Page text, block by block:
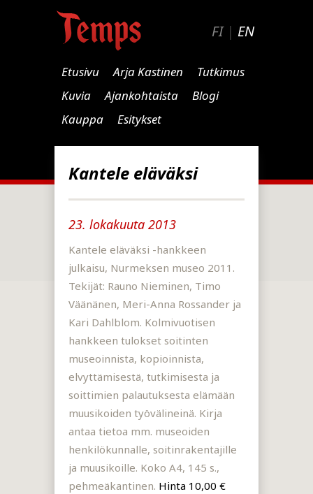
FI| EN
Etusivu Arja Kastinen
Tutkimus
Kuvia
Ajankohtaista
Blogi
Kauppa
Esitykset
Kantele eläväksi
23. lokakuuta 2013
Kantele eläväksi -hankkeen
julkaisu, Nurmeksen museo 2011.
Tekijät: Rauno Nieminen, Timo
Väänänen, Meri-Anna Rossander ja
Kari Dahlblom. Kolmivuotisen
hankkeen tulokset soitinten
museoinnista, kopioinnista,
elvyttämisestä, tutkimisesta ja
soittimien palautuksesta elämään
muusikoiden työvälineinä. Kirja
antaa tietoa mm. museoiden
henkilökunnalle, soitinrakentajille
ja muusikoille. Koko A4, 145 s.,
pehmeäkantinen. Hinta 10,00 €